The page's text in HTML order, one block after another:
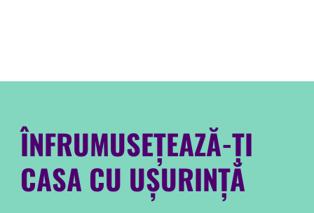
ÎNFRUMUSEȚEAZĂ-ȚI
CASA CU UȘURINȚĂ